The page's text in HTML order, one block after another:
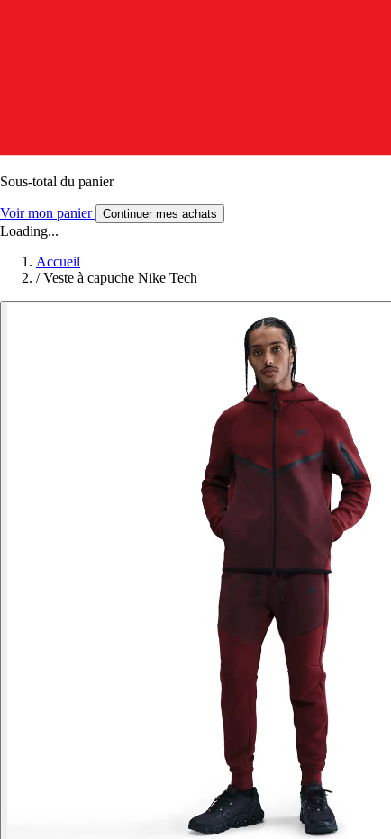
Sous-total du panier
Voir mon panier Continuer mes achats
Loading...
Accueil
/ Veste à capuche Nike Tech